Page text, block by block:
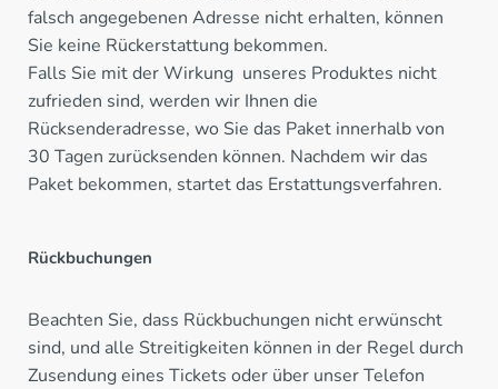
falsch angegebenen Adresse nicht erhalten, können
Sie keine Rückerstattung bekommen.
Falls Sie mit der Wirkung unseres Produktes nicht
zufrieden sind, werden wir Ihnen die
Rücksenderadresse, wo Sie das Paket innerhalb von
30 Tagen zurücksenden können. Nachdem wir das
Paket bekommen, startet das Erstattungsverfahren.
Rückbuchungen
Beachten Sie, dass Rückbuchungen nicht erwünscht
sind, und alle Streitigkeiten können in der Regel durch
Zusendung eines Tickets oder über unser Telefon